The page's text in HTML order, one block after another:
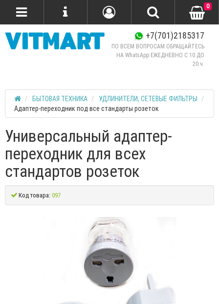
+7(701)2185317
ПО ВСЕМ ВОПРОСАМ ОБРАЩАЙТЕСЬ
НА WhatsApp ЕЖЕДНЕВНО C 10 ДО
20 ч.
0
БЫТОВАЯ ТЕХНИКА
УДЛИНИТЕЛИ, СЕТЕВЫЕ ФИЛЬТРЫ
Адаптер-переходник под все стандарты розеток
Универсальный адаптер-
переходник для всех
стандартов розеток
Код товара:097